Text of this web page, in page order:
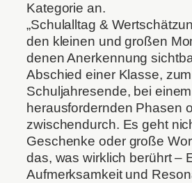
Kategorie an.
„Schulalltag &
den kleinen und großen
denen Anerkennung
Abschied einer Klasse, zum
Schuljahresende, bei
herausfordernden Phasen
zwischendurch. Es geht
Geschenke oder große
das, was wirklich berührt –
Aufmerksamkeit und